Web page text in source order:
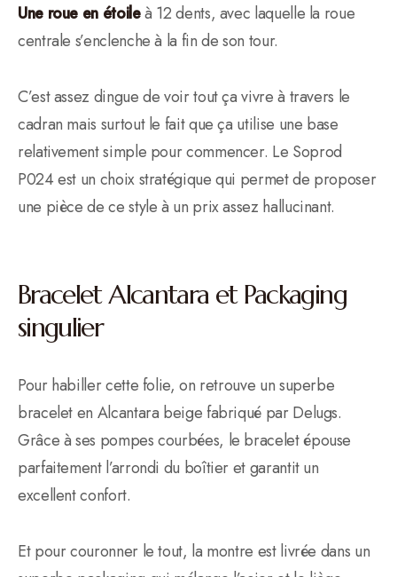
Une roue en étoileà 12 dents, avec laquelle la roue
centrale s’enclenche à la fin de son tour.
C’est assez dingue de voir tout ça vivre à travers le
cadran mais surtout le fait que ça utilise une base
relativement simple pour commencer. Le Soprod
P024 est un choix stratégique qui permet de proposer
une pièce de ce style à un prix assez hallucinant.
Bracelet Alcantara et Packaging
singulier
Pour habiller cette folie, on retrouve un superbe
bracelet en Alcantara beige fabriqué par Delugs.
Grâce à ses pompes courbées, le bracelet épouse
parfaitement l’arrondi du boîtier et garantit un
excellent confort.
Et pour couronner le tout, la montre est livrée dans un